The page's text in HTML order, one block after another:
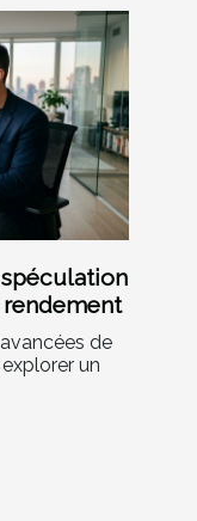
rendement
de
un